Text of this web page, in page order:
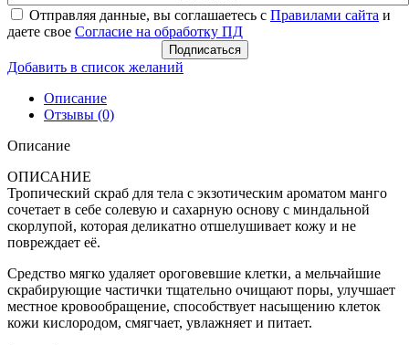
Отправляя данные, вы соглашаетесь с Правилами сайта и
даете свое Согласие на обработку ПД
Подписаться
Добавить в список желаний
Описание
Отзывы (0)
Описание
ОПИСАНИЕ
Тропический скраб для тела с экзотическим ароматом манго
сочетает в себе солевую и сахарную основу с миндальной
скорлупой, которая деликатно отшелушивает кожу и не
повреждает её.
Средство мягко удаляет ороговевшие клетки, а мельчайшие
скрабирующие частички тщательно очищают поры, улучшает
местное кровообращение, способствует насыщению клеток
кожи кислородом, смягчает, увлажняет и питает.